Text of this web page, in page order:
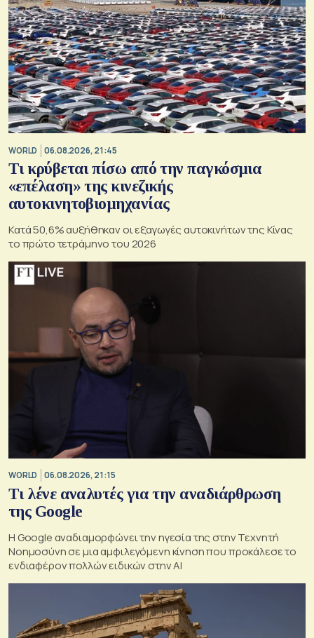
WORLD 06.08.2026, 21:45
Τι κρύβεται πίσω από την παγκόσμια
«επέλαση» της κινεζικής
αυτοκινητοβιομηχανίας
Κατά 50,6% αυξήθηκαν οι εξαγωγές αυτοκινήτων της Κίνας
το πρώτο τετράμηνο του 2026
WORLD 06.08.2026, 21:15
Τι λένε αναλυτές για την αναδιάρθρωση
της Google
Η Google αναδιαμορφώνει την ηγεσία της στην Τεχνητή
Νοημοσύνη σε μια αμφιλεγόμενη κίνηση που προκάλεσε το
ενδιαφέρον πολλών ειδικών στην ΑΙ